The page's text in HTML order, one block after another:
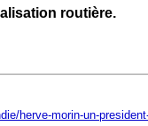
routière.
herve-morin-un-